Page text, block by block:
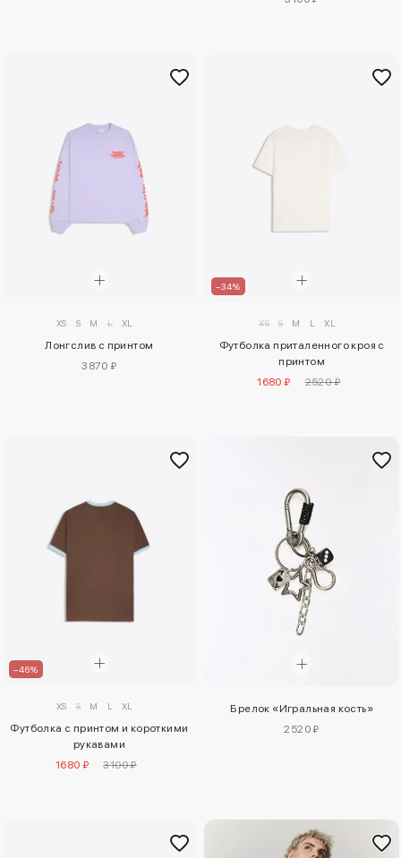
XS S M L XL
Лонгслив с принтом
3870 ₽
–34%
XS S M L XL
Футболка приталенного кроя с
принтом
1680 ₽
2520 ₽
–46%
XS S M L XL
Футболка с принтом и короткими
рукавами
1680 ₽
3100 ₽
Брелок «Игральная кость»
2520 ₽